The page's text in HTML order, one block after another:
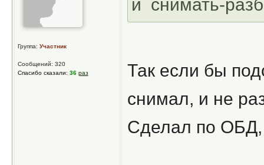
Группа: Участник
Сообщений: 320
Спасибо сказали: 36 раз
и снимать-
Так если бы
снимал, и не
Сделал по ОБД,